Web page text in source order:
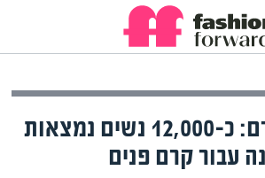
קרם דה לה קרם: כ-12,000 נשים נמצאות
עבור קרם פנים